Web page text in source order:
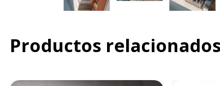
Productos